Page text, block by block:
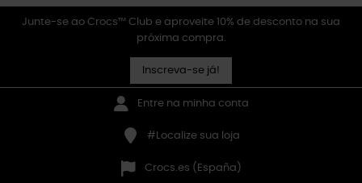
Junte-se ao Crocs™ Club e aproveite 10% de desconto na sua
próxima compra.
Inscreva-se já!
Entre na minha conta
#Localize sua loja
Crocs.es (España)